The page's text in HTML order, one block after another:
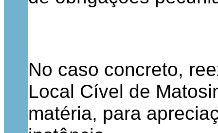
No caso concreto,
Local Cível de
matéria, para